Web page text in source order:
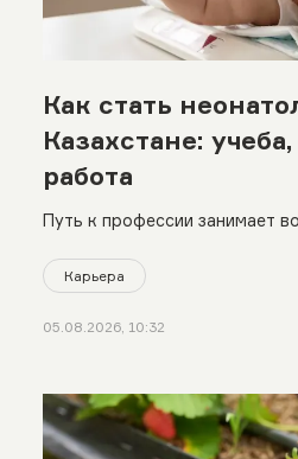
Как стать
Казахстане:
работа
Путь к профессии занимает
Карьера
05.08.2026, 10:32